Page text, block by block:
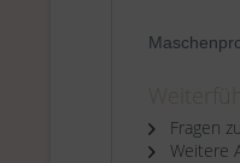
Fragen
Weitere